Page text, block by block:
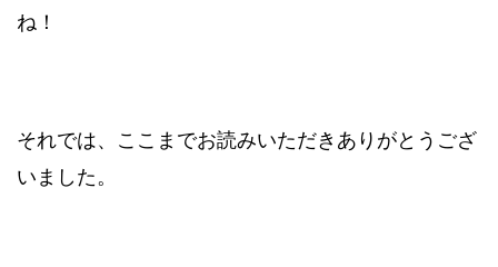
ね！
それでは、ここまでお読みいただきありがとうござ
いました。